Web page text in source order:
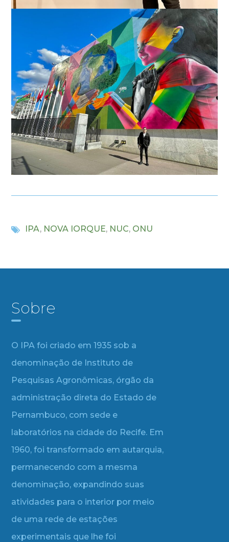
IPA, NOVA IORQUE, NUC, ONU
Sobre
O IPA foi criado em 1935 sob a
denominação de Instituto de
Pesquisas Agronômicas, órgão da
administração direta do Estado de
Pernambuco, com sede e
laboratórios na cidade do Recife. Em
1960, foi transformado em autarquia,
permanecendo com a mesma
denominação, expandindo suas
atividades para o interior por meio
de uma rede de estações
experimentais que lhe foi